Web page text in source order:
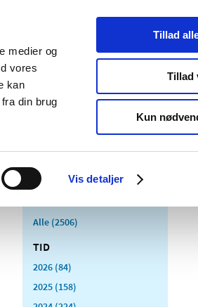
medier og
vores
kan
din brug
Vis detaljer
Tillad
Tillad
Kun
Særlige
produktområder
Alle (2506)
TID
2026 (84)
2025 (158)